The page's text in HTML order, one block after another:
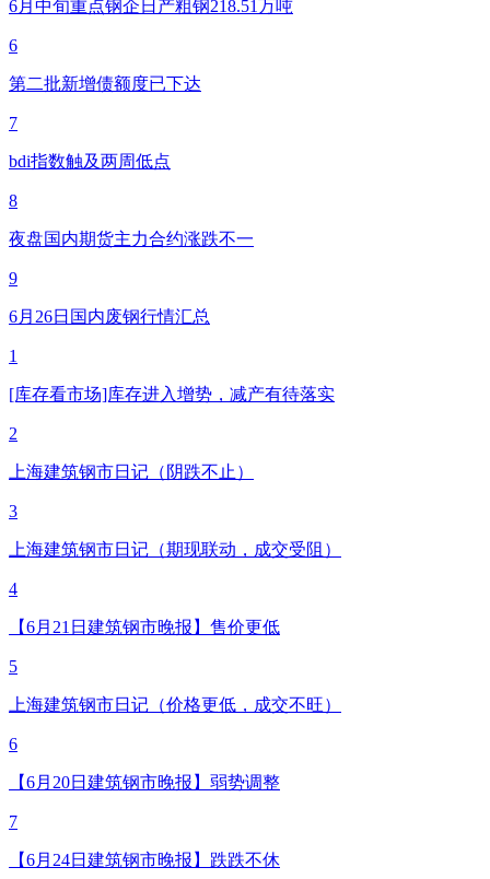
6月中旬重点钢企日产粗钢218.51万吨
6
第二批新增债额度已下达
7
bdi指数触及两周低点
8
夜盘国内期货主力合约涨跌不一
9
6月26日国内废钢行情汇总
1
[库存看市场]库存进入增势，减产有待落实
2
上海建筑钢市日记（阴跌不止）
3
上海建筑钢市日记（期现联动，成交受阻）
4
【6月21日建筑钢市晚报】售价更低
5
上海建筑钢市日记（价格更低，成交不旺）
6
【6月20日建筑钢市晚报】弱势调整
7
【6月24日建筑钢市晚报】跌跌不休